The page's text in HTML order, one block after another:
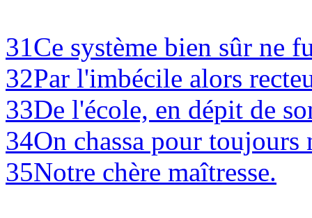
31Ce système bien sûr ne
32Par l'imbécile alors
33De l'école, en dépit de
34On chassa pour toujours
35Notre chère maîtresse.